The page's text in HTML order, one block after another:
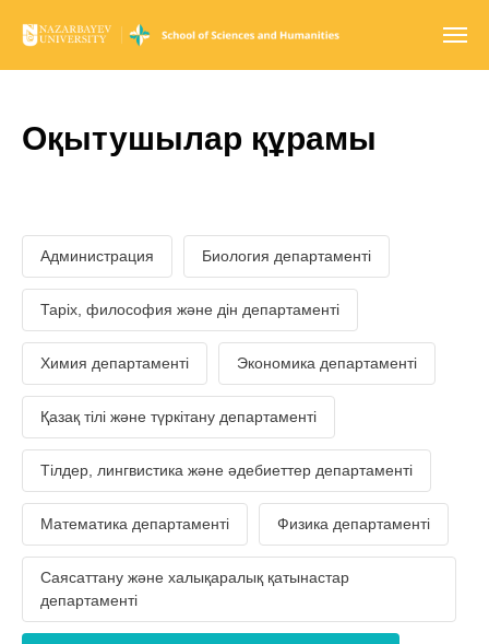
Оқытушылар құрамы
Администрация Биология департаменті
Таріх, философия және дін департаменті
Химия департаменті Экономика департаменті
Қазақ тілі және түркітану департаменті
Тілдер, лингвистика және әдебиеттер департаменті
Математика департаменті Физика департаменті
Саясаттану және халықаралық қатынастар
департаменті